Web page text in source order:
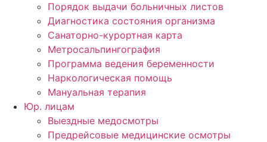
Порядок выдачи больничных листов
Диагностика состояния организма
Санаторно-курортная карта
Метросальпингография
Программа ведения беременности
Наркологическая помощь
Мануальная терапия
Юр. лицам
Выездные медосмотры
Предрейсовые медицинские осмотры